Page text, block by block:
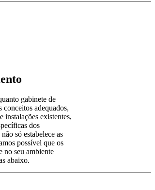
gabinete de
conceitos adequados,
instalações existentes,
dos
só estabelece as
possível que os
no seu ambiente
abaixo.